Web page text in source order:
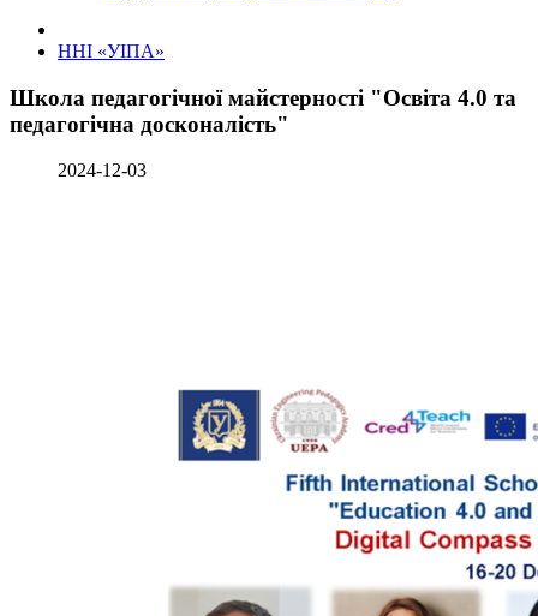
ННІ «УІПА»
Школа педагогічної майстерності "Освіта 4.0 та
педагогічна досконалість"
2024-12-03